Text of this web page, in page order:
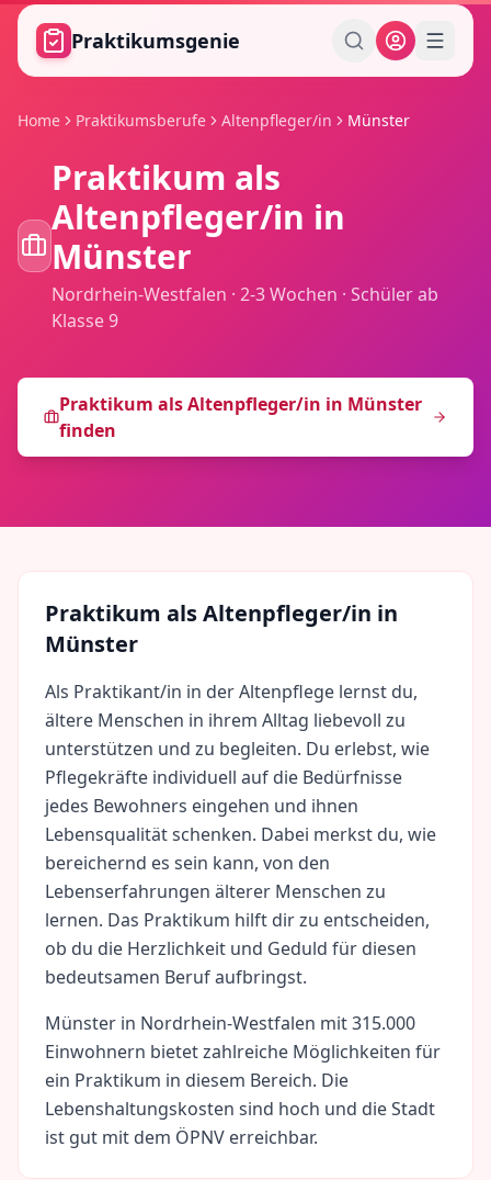
Zum Hauptinhalt springen
Praktikumsgenie
Home Praktikumsberufe Altenpfleger/in Münster
Praktikum als
Altenpfleger/in in
Münster
Nordrhein-Westfalen · 2-3 Wochen · Schüler ab
Klasse 9
Praktikum alsAltenpfleger/in in Münster
finden
Praktikum alsAltenpfleger/in in
Münster
Als Praktikant/in in der Altenpflege lernst du,
ältere Menschen in ihrem Alltag liebevoll zu
unterstützen und zu begleiten. Du erlebst, wie
Pflegekräfte individuell auf die Bedürfnisse
jedes Bewohners eingehen und ihnen
Lebensqualität schenken. Dabei merkst du, wie
bereichernd es sein kann, von den
Lebenserfahrungen älterer Menschen zu
lernen. Das Praktikum hilft dir zu entscheiden,
ob du die Herzlichkeit und Geduld für diesen
bedeutsamen Beruf aufbringst.
Münster in Nordrhein-Westfalen mit315.000
Einwohnern bietet zahlreiche Möglichkeiten für
ein Praktikum in diesem Bereich. Die
Lebenshaltungskosten sind hoch und die Stadt
ist gut mit dem ÖPNV erreichbar.